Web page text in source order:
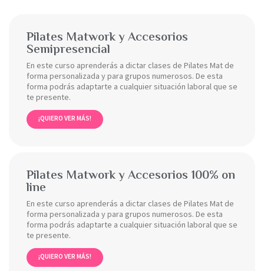
Pilates Matwork y Accesorios
Semipresencial
En este curso aprenderás a dictar clases de Pilates Mat de
forma personalizada y para grupos numerosos. De esta
forma podrás adaptarte a cualquier situación laboral que se
te presente.
¡QUIERO VER MÁS!
Pilates Matwork y Accesorios 100% on
line
En este curso aprenderás a dictar clases de Pilates Mat de
forma personalizada y para grupos numerosos. De esta
forma podrás adaptarte a cualquier situación laboral que se
te presente.
¡QUIERO VER MÁS!